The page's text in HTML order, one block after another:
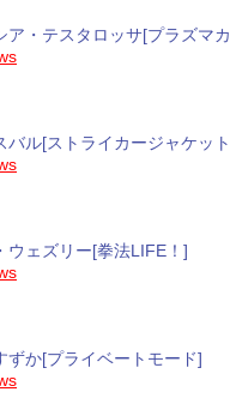
ア・テスタロッサ[プラズマ
バル[ストライカージャケッ
ウェズリー[拳法LIFE！]
ずか[プライベートモード]